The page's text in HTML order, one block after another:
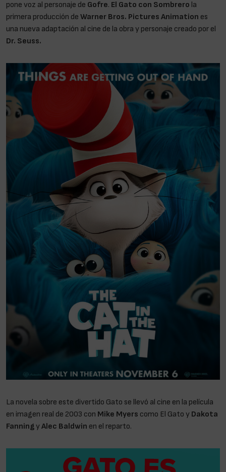
pone voz al personaje de Gofre. El Gato con Sombrero la
primera producción de Warner Bros. Pictures Animation es
una nueva adaptación al cine de la obra y personaje creado por el
Dr. Seuss.
La novela sobre este divertido Gato se llevó al cine en la película
en imagen real de 2003 con Mike Myers como El Gato y Dakota
Fanning yAlec Baldwin en el reparto.